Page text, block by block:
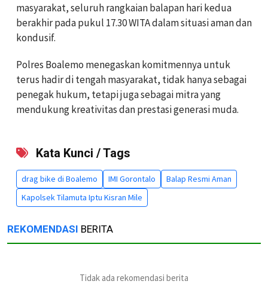
masyarakat, seluruh rangkaian balapan hari kedua
berakhir pada pukul 17.30 WITA dalam situasi aman dan
kondusif.
Polres Boalemo menegaskan komitmennya untuk
terus hadir di tengah masyarakat, tidak hanya sebagai
penegak hukum, tetapi juga sebagai mitra yang
mendukung kreativitas dan prestasi generasi muda.
Kata Kunci / Tags
drag bike di Boalemo IMI Gorontalo
Balap Resmi Aman
Kapolsek Tilamuta Iptu Kisran Mile
REKOMENDASI BERITA
Tidak ada rekomendasi berita